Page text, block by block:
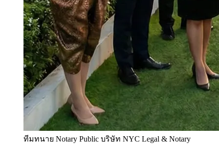
ทีมทนาย Notary Public บริษัท NYC Legal & Notary